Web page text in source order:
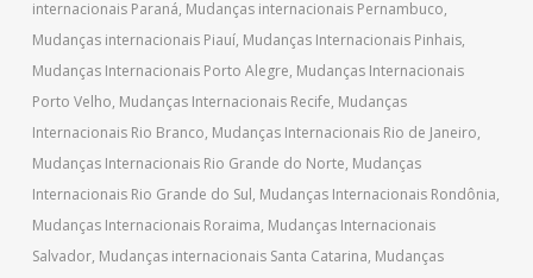
internacionais Paraná, Mudanças internacionais Pernambuco,
Mudanças internacionais Piauí, Mudanças Internacionais Pinhais,
Mudanças Internacionais Porto Alegre, Mudanças Internacionais
Porto Velho, Mudanças Internacionais Recife, Mudanças
Internacionais Rio Branco, Mudanças Internacionais Rio de Janeiro,
Mudanças Internacionais Rio Grande do Norte, Mudanças
Internacionais Rio Grande do Sul, Mudanças Internacionais Rondônia,
Mudanças Internacionais Roraima, Mudanças Internacionais
Salvador, Mudanças internacionais Santa Catarina, Mudanças